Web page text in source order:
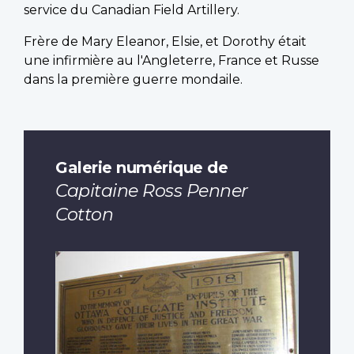
service du Canadian Field Artillery.
Frère de Mary Eleanor, Elsie, et Dorothy était
une infirmière au l'Angleterre, France et Russe
dans la première guerre mondaile.
Galerie numérique de
Capitaine Ross Penner
Cotton